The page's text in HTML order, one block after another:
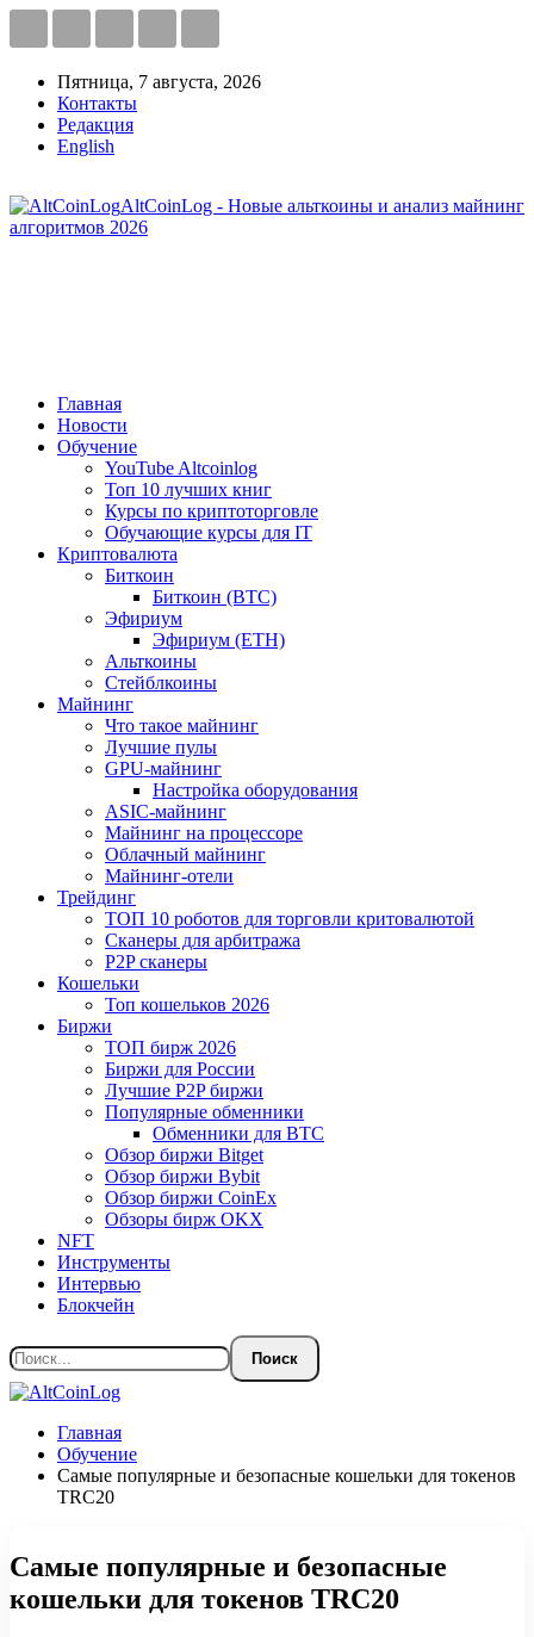
Пятница, 7 августа, 2026
Контакты
Редакция
English
AltCoinLog - Новые альткоины и анализ майнинг
алгоритмов 2026
Главная
Новости
Обучение
YouTube Altcoinlog
Топ 10 лучших книг
Курсы по криптоторговле
Обучающие курсы для IT
Криптовалюта
Биткоин
Биткоин (BTC)
Эфириум
Эфириум (ETH)
Альткоины
Стейблкоины
Майнинг
Что такое майнинг
Лучшие пулы
GPU-майнинг
Настройка оборудования
ASIC-майнинг
Майнинг на процессоре
Облачный майнинг
Майнинг-отели
Трейдинг
ТОП 10 роботов для торговли критовалютой
Сканеры для арбитража
P2P сканеры
Кошельки
Топ кошельков 2026
Биржи
ТОП бирж 2026
Биржи для России
Лучшие P2P биржи
Популярные обменники
Обменники для BTC
Обзор биржи Bitget
Обзор биржи Bybit
Обзор биржи CoinEx
Обзоры бирж OKX
NFT
Инструменты
Интервью
Блокчейн
Главная
Обучение
Самые популярные и безопасные кошельки для токенов
TRC20
Самые популярные и безопасные
кошельки для токенов TRC20